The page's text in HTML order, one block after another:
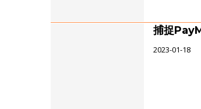
捕捉
2023-01-18